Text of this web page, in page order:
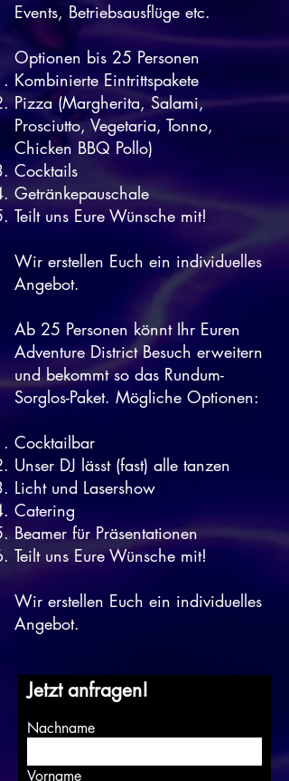
Events, Betriebsausflüge etc.
Optionen bis 25 Personen
​Kombinierte Eintrittspakete
Pizza (Margherita, Salami,
Prosciutto, Vegetaria, Tonno,
Chicken BBQ Pollo)
Cocktails
Getränkepauschale
Teilt uns Eure Wünsche mit!
Wir erstellen Euch ein individuelles
Angebot.
Ab 25 Personen könnt Ihr Euren
Adventure District Besuch erweitern
und bekommt so das Rundum-
Sorglos-Paket. Mögliche Optionen:
Cocktailbar
Unser DJ lässt (fast) alle tanzen
Licht und Lasershow
Catering
Beamer für Präsentationen
Teilt uns Eure Wünsche mit!
Wir erstellen Euch ein individuelles
Angebot.
Jetzt anfragen!
Nachname
Vorname